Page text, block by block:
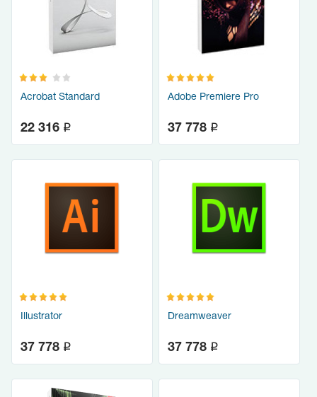
Acrobat Standard
22 316 q
Adobe Premiere Pro
37 778 q
Illustrator
37 778 q
Dreamweaver
37 778 q